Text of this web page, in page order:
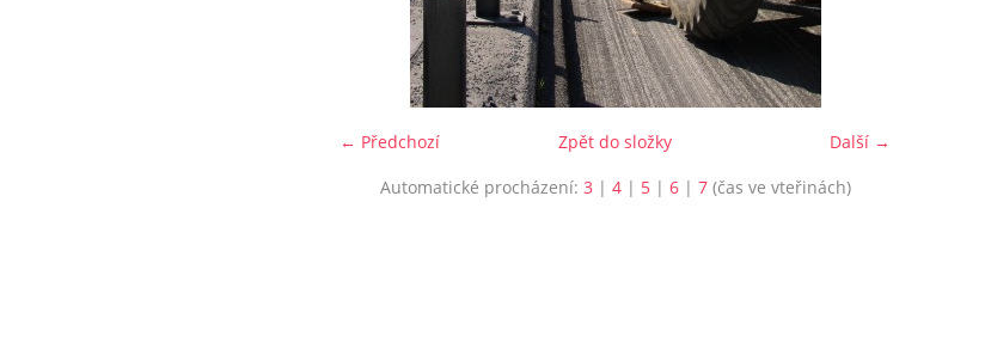
← Předchozí Další →
Zpět do složky
Automatické procházení: 3 | 4| 5| 6| 7(čas ve vteřinách)